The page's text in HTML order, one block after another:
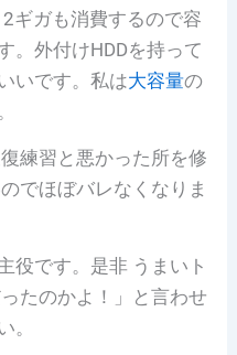
ギガも消費するので容
。外付けHDDを持って
いです。私は大容量の
練習と悪かった所を修
でほぼバレなくなりま
役です。是非 うまいト
たのかよ！」と言わせ
。